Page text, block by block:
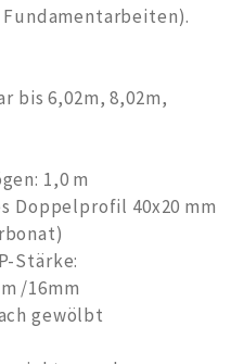
Fundamentarbeiten).
bis 6,02m, 8,02m,
1,0 m
Doppelprofil 40x20 mm
Stärke:
/16mm
gewölbt